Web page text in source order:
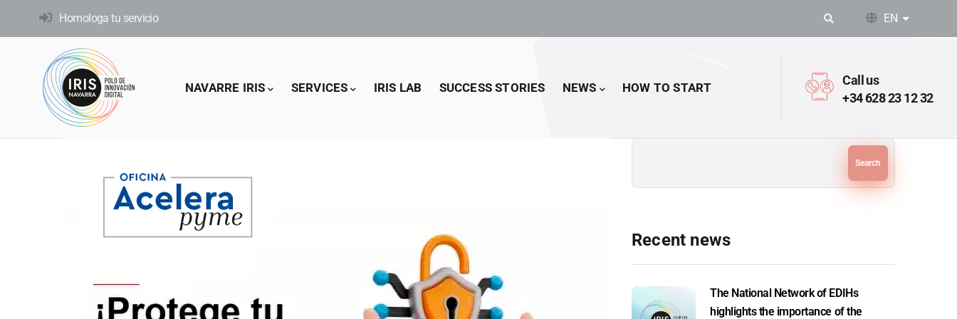
Homologa tu servicio EN List
Main
NAVARRE IRIS SERVICES IRIS LAB SUCCESS STORIES NEWS HOW TO START
Call us
+34 628 23 12 32
Recent news
The National Network of EDIHs
highlights the importance of the